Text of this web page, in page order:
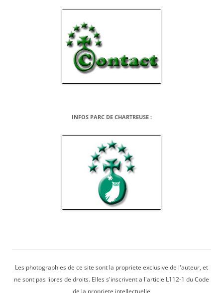
INFOS PARC DE CHARTREUSE :
Les photographies de ce site sont la propriete exclusive de l'auteur, et
ne sont pas libres de droits. Elles s'inscrivent a l'article L112-1 du Code
de la propriete intellectuelle